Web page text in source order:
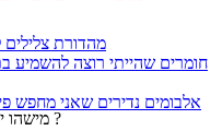
מהדורת צלילים
חומרים שהייתי רוצה להשמיע
אלבומים נדירים שאני מחפש
מישהו יודע מה שווי שוק של תקליטון כזה ?